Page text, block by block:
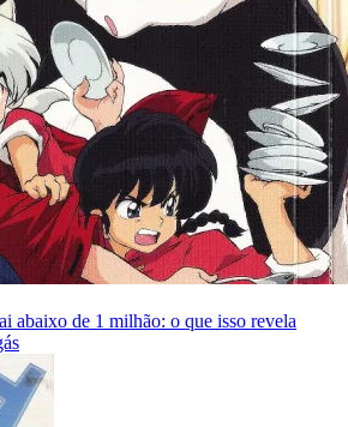
abaixo de 1 milhão: o que isso revela